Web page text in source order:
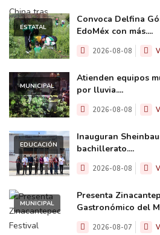
ESTATAL
Convoca Delfina
EdoMéx con más....
2026-08-08
MUNICIPAL
Atienden equipos
por lluvia....
2026-08-08
EDUCACIÓN
Inauguran
bachillerato....
2026-08-08
MUNICIPAL
Presenta
Gastronómico del
2026-08-07